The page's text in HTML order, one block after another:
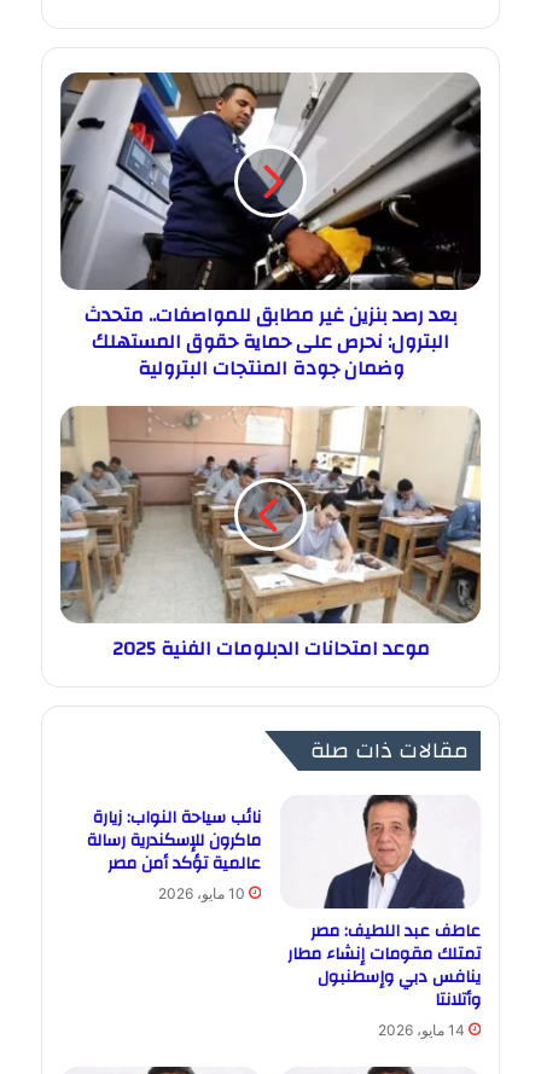
بعد رصد بنزين غير مطابق للمواصفات.. متحدث
البترول: نحرص على حماية حقوق المستهلك
وضمان جودة المنتجات البترولية
موعد امتحانات الدبلومات الفنية 2025
مقالات ذات صلة
عاطف عبد اللطيف: مصر
تمتلك مقومات إنشاء مطار
ينافس دبي وإسطنبول
وأتلانتا
14 مايو، 2026
نائب سياحة النواب: زيارة
ماكرون للإسكندرية رسالة
عالمية تؤكد أمن مصر
10 مايو، 2026